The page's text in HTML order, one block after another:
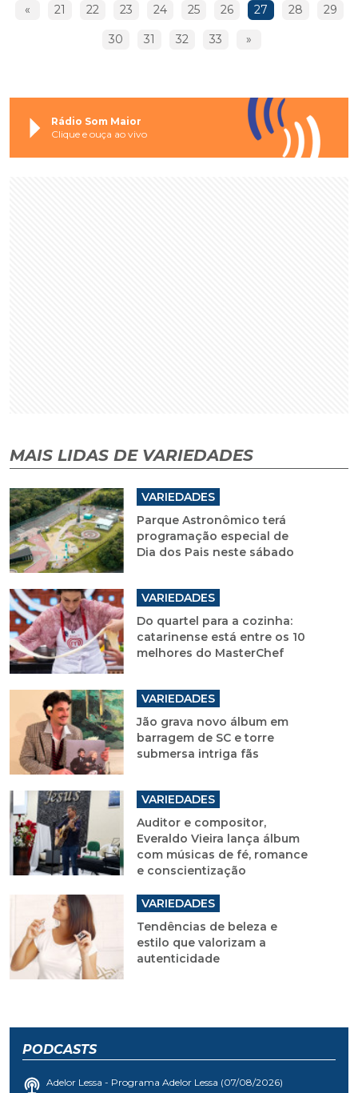
« 21 22 23 24 25 26 27 28 29
30 31 32 33 »
Rádio Som Maior
Clique e ouça ao vivo
MAIS LIDAS DE VARIEDADES
VARIEDADES
Parque Astronômico terá
programação especial de
Dia dos Pais neste sábado
VARIEDADES
Do quartel para a cozinha:
catarinense está entre os 10
melhores do MasterChef
VARIEDADES
Jão grava novo álbum em
barragem de SC e torre
submersa intriga fãs
VARIEDADES
Auditor e compositor,
Everaldo Vieira lança álbum
com músicas de fé, romance
e conscientização
VARIEDADES
Tendências de beleza e
estilo que valorizam a
autenticidade
PODCASTS
Adelor Lessa - Programa Adelor Lessa (07/08/2026)